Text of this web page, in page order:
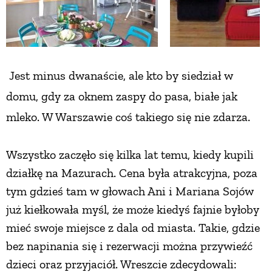
Jest minus dwanaście, ale kto by siedział w
domu, gdy za oknem zaspy do pasa, białe jak
mleko. W Warszawie coś takiego się nie zdarza.
Wszystko zaczęło się kilka lat temu, kiedy kupili
działkę na Mazurach. Cena była atrakcyjna, poza
tym gdzieś tam w głowach Ani i Mariana Sojów
już kiełkowała myśl, że może kiedyś fajnie byłoby
mieć swoje miejsce z dala od miasta. Takie, gdzie
bez napinania się i rezerwacji można przywieźć
dzieci oraz przyjaciół. Wreszcie zdecydowali:
PRZYRODA
ZWIERZĘTA W NATURZE
KRAJOBRAZ
RĘKODZIEŁO
RZEMIOSŁO